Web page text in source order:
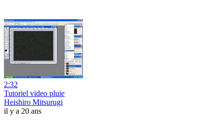
2:32
Tutoriel video pluie
Heishiro Mitsurugi
il y a 20 ans